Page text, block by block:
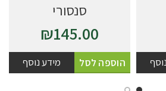
סנסורי
₪145.00
הוספה לסל מידע נוסף